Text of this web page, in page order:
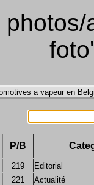
P/B
219
Editorial
221
Actualité